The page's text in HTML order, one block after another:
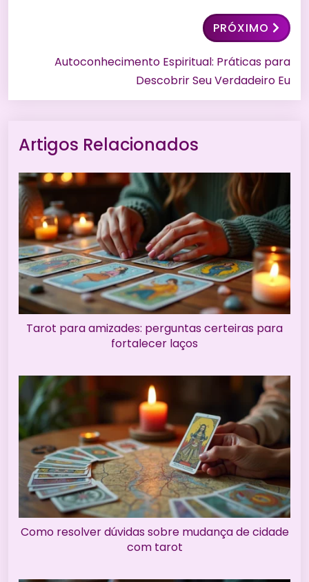
PRÓXIMO
Autoconhecimento Espiritual: Práticas para
Descobrir Seu Verdadeiro Eu
Artigos Relacionados
Tarot para amizades: perguntas certeiras para
fortalecer laços
Como resolver dúvidas sobre mudança de cidade
com tarot